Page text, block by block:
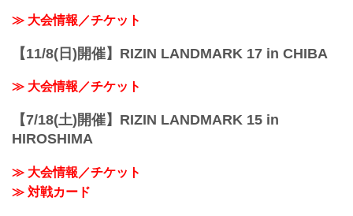
≫ 大会情報／チケット
【11/8(日)開催】RIZIN LANDMARK 17 in CHIBA
≫ 大会情報／チケット
【7/18(土)開催】RIZIN LANDMARK 15 in
HIROSHIMA
≫ 大会情報／チケット
≫ 対戦カード